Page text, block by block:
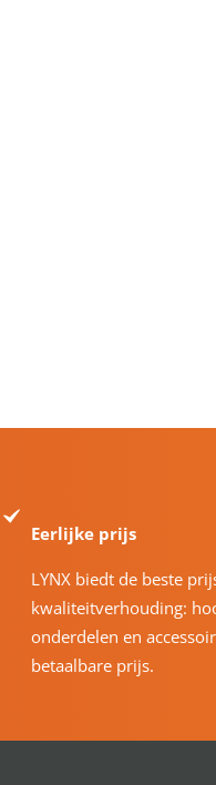
Eerlijke prijs
LYNX biedt de beste
kwaliteitverhouding:
onderdelen en
betaalbare prijs.